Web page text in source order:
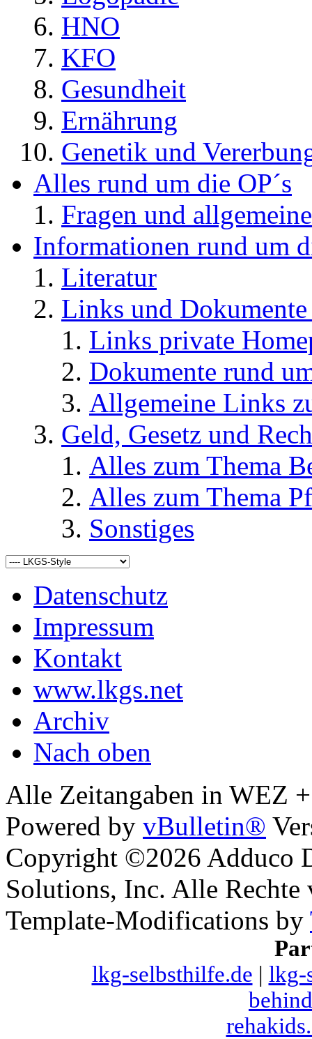
HNO
KFO
Gesundheit
Ernährung
Genetik und
Alles rund um die OP´s
Fragen und
Informationen rund um
Literatur
Links und
Links private
Dokumente rund
Allgemeine Links
Geld, Gesetz und
Alles zum Thema
Alles zum Thema
Sonstiges
Datenschutz
Impressum
Kontakt
www.lkgs.net
Archiv
Nach oben
Alle Zeitangaben in WEZ
Powered by vBulletin®
Copyright ©2026 Adduco
Solutions, Inc. Alle Rechte
Template-Modifications by
lkg-selbsthilfe.de | lkg-